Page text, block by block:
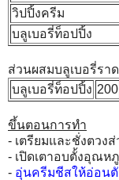
วิปปิ้งครีม
บลูเบอรี่ท็อปปิ้ง
ส่วนผสมบลูเบอรี่รา
บลูเบอรี่ท็อปปิ้ง 200
ขึ้นตอนการทำ
- เตรียมและชั่งตวง
- เปิดเตาอบตั้งอุณห
- อุ่นครีมชีสให้อ่อนตั